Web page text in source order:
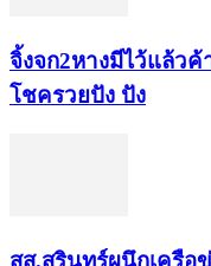
จิ้งจก​2​หาง​มีไว้แล้ว​ค้
โชค​รวยปัง​ ปัง​
สส.สุรินทร์ผนึกเครือ